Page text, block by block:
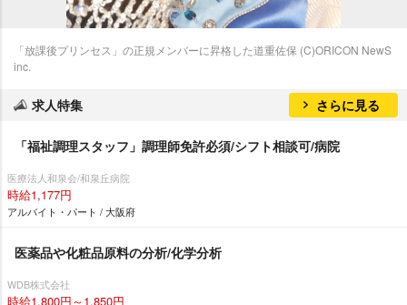
「放課後プリンセス」の正規メンバーに昇格した道重佐保 (C)ORICON NewS
inc.
求人特集 さらに見る
「福祉調理スタッフ」調理師免許必須/シフト相談可/病院
医療法人和泉会/和泉丘病院
時給1,177円
アルバイト・パート / 大阪府
医薬品や化粧品原料の分析/化学分析
WDB株式会社
時給1,800円～1,850円